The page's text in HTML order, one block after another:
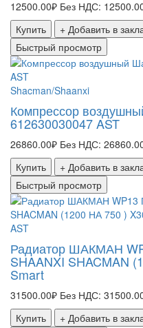
12500.00₽ Без НДС:
Купить
+ Добавить в
Быстрый просмотр
Shacman/Shaanxi
Компрессор
612630030047 AST
26860.00₽ Без НДС:
Купить
+ Добавить в
Быстрый просмотр
AST
Радиатор ШАКМАН
SHAANXI SHACMAN
Smart
31500.00₽ Без НДС:
Купить
+ Добавить в